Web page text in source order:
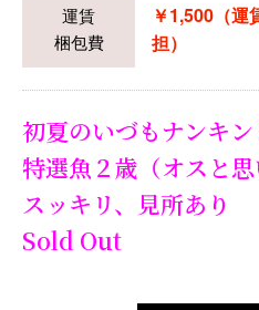
運賃
梱包費
￥1,500（運
担）
初夏のいづもナンキ
特選魚２歳（オスと思
スッキリ、見所あり
Sold Out